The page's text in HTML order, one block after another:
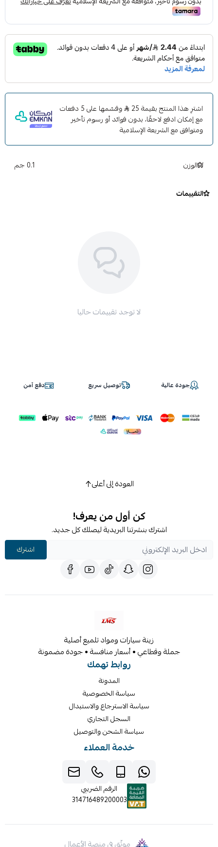
اشترِ هذا المنتج بقيمة 25
وقسّمها على 5 دفعات
مع إمكان ادفع لاحقًا، بدون فوائد أو رسوم تأخير
ومتوافق مع الشريعة الإسلامية
الوزن 0.1 جم
التقييمات
لا توجد تقييمات حاليا
جودة عالية توصيل سريع دفع آمن
العودة إلى أعلى
كن أول من يعرف!
اشترك بنشرتنا البريدية ليصلك كل جديد.
اشترك
زينة سيارات ومواد تلميع أصلية
جملة وقطاعي • أسعار منافسة • جودة مضمونة
روابط تهمك
المدونة
سياسة الخصوصية
سياسة الاسترجاع والاستبدال
السجل التجاري
سياسة الشحن والتوصيل
خدمة العملاء
الرقم الضريبي
314716489200003
موثّق في منصة الأعمال